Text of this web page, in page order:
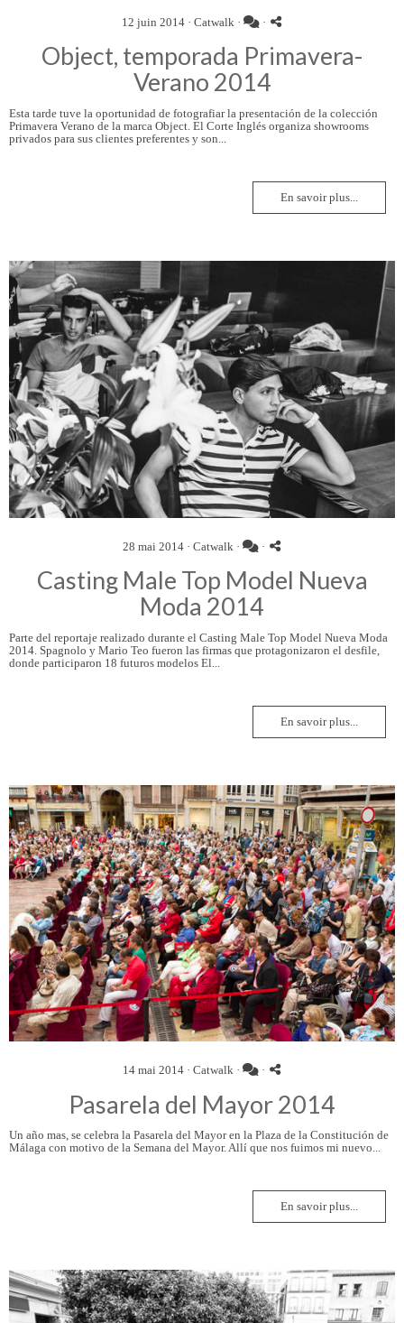
12 juin 2014 · Catwalk · ·
Object, temporada Primavera-
Verano 2014
Esta tarde tuve la oportunidad de fotografiar la presentación de la colección
Primavera Verano de la marca Object. El Corte Inglés organiza showrooms
privados para sus clientes preferentes y son...
En savoir plus...
28 mai 2014 · Catwalk · ·
Casting Male Top Model Nueva
Moda 2014
Parte del reportaje realizado durante el Casting Male Top Model Nueva Moda
2014. Spagnolo y Mario Teo fueron las firmas que protagonizaron el desfile,
donde participaron 18 futuros modelos El...
En savoir plus...
14 mai 2014 · Catwalk· ·
Pasarela del Mayor 2014
Un año mas, se celebra la Pasarela del Mayor en la Plaza de la Constitución de
Málaga con motivo de la Semana del Mayor. Allí que nos fuimos mi nuevo...
En savoir plus...